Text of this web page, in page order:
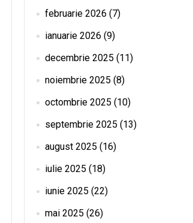
februarie 2026 (7)
ianuarie 2026 (9)
decembrie 2025 (11)
noiembrie 2025 (8)
octombrie 2025 (10)
septembrie 2025 (13)
august 2025 (16)
iulie 2025 (18)
iunie 2025 (22)
mai 2025 (26)